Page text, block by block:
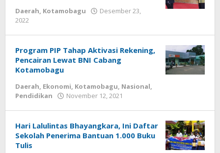
Daerah, Kotamobagu
Desember 23,
2022
Program PIP Tahap Aktivasi Rekening,
Pencairan Lewat BNI Cabang
Kotamobagu
Daerah, Ekonomi, Kotamobagu, Nasional,
Pendidikan
November 12, 2021
Hari Lalulintas Bhayangkara, Ini Daftar
Sekolah Penerima Bantuan 1.000 Buku
Tulis